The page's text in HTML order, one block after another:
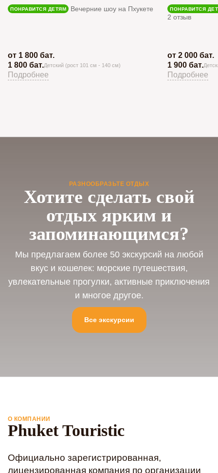
ПОНРАВИТСЯ ДЕТЯМ Вечерние шоу на Пхукете
от 1 800 бат.
1 800 бат.Детский (рост 101 см - 140 см)
Подробнее
ПОНРАВИТСЯ
2 отзыв
от 2 000 бат.
1 900 бат.
Подробнее
РАЗНООБРАЗЬТЕ ОТДЫХ
Хотите сделать свой
отдых ярким и
запоминающимся?
Мы предлагаем более 50 экскурсий на любой
вкус и кошелек: морские путешествия,
увлекательные прогулки, активные приключения
и многое другое.
Все экскурсии
О КОМПАНИИ
Phuket Touristic
Официально зарегистрированная,
лицензированная компания по организации